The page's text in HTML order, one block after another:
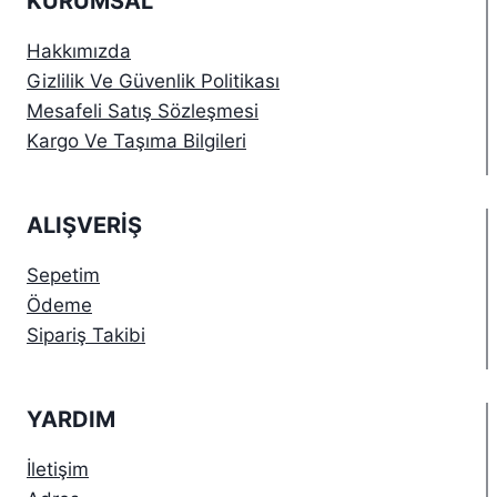
Hakkımızda
Gizlilik Ve Güvenlik Politikası
Mesafeli Satış Sözleşmesi
Kargo Ve Taşıma Bilgileri
ALIŞVERIŞ
Sepetim
Ödeme
Sipariş Takibi
YARDIM
İletişim